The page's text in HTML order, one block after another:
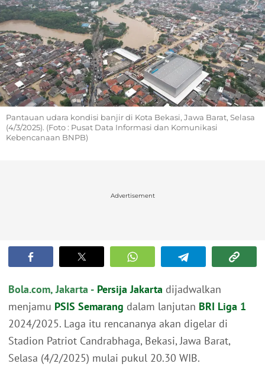
Pantauan udara kondisi banjir di Kota Bekasi, Jawa Barat, Selasa
(4/3/2025). (Foto : Pusat Data Informasi dan Komunikasi
Kebencanaan BNPB)
Advertisement
Bola.com, Jakarta - Persija Jakarta dijadwalkan
menjamu PSIS Semarang dalam lanjutan BRI Liga 1
2024/2025. Laga itu rencananya akan digelar di
Stadion Patriot Candrabhaga, Bekasi, Jawa Barat,
Selasa (4/2/2025) mulai pukul 20.30 WIB.